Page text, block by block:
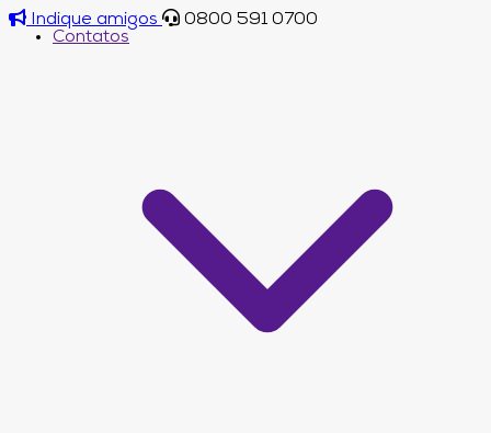
Indique amigos
0800 591 0700
Contatos